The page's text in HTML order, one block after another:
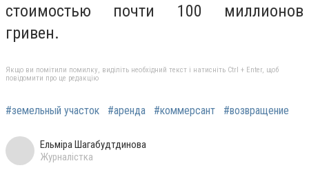
стоимостью почти 100 миллионов
гривен.
Якщо ви помітили помилку, виділіть необхідний текст і натисніть Ctrl + Enter, щоб
повідомити про це редакцію
#земельный участок #аренда #коммерсант #возвращение
Ельміра Шагабудтдинова
Журналістка